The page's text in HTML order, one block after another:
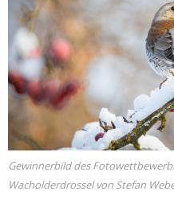
Gewinnerbild des
Wacholderdrossel von Stefan